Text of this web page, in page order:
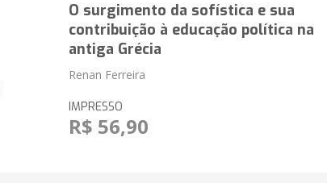
O surgimento da sofística e sua
contribuição à educação política na
antiga Grécia
Renan Ferreira
IMPRESSO
R$ 56,90